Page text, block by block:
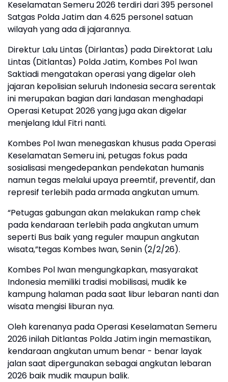
Keselamatan Semeru 2026 terdiri dari 395 personel
Satgas Polda Jatim dan 4.625 personel satuan
wilayah yang ada di jajarannya.
Direktur Lalu Lintas (Dirlantas) pada Direktorat Lalu
Lintas (Ditlantas) Polda Jatim, Kombes Pol Iwan
Saktiadi mengatakan operasi yang digelar oleh
jajaran kepolisian seluruh Indonesia secara serentak
ini merupakan bagian dari landasan menghadapi
Operasi Ketupat 2026 yang juga akan digelar
menjelang Idul Fitri nanti.
Kombes Pol Iwan menegaskan khusus pada Operasi
Keselamatan Semeru ini, petugas fokus pada
sosialisasi mengedepankan pendekatan humanis
namun tegas melalui upaya preemtif, preventif, dan
represif terlebih pada armada angkutan umum.
“Petugas gabungan akan melakukan ramp chek
pada kendaraan terlebih pada angkutan umum
seperti Bus baik yang reguler maupun angkutan
wisata,”tegas Kombes Iwan, Senin (2/2/26).
Kombes Pol Iwan mengungkapkan, masyarakat
Indonesia memiliki tradisi mobilisasi, mudik ke
kampung halaman pada saat libur lebaran nanti dan
wisata mengisi liburan nya.
Oleh karenanya pada Operasi Keselamatan Semeru
2026 inilah Ditlantas Polda Jatim ingin memastikan,
kendaraan angkutan umum benar - benar layak
jalan saat dipergunakan sebagai angkutan lebaran
2026 baik mudik maupun balik.